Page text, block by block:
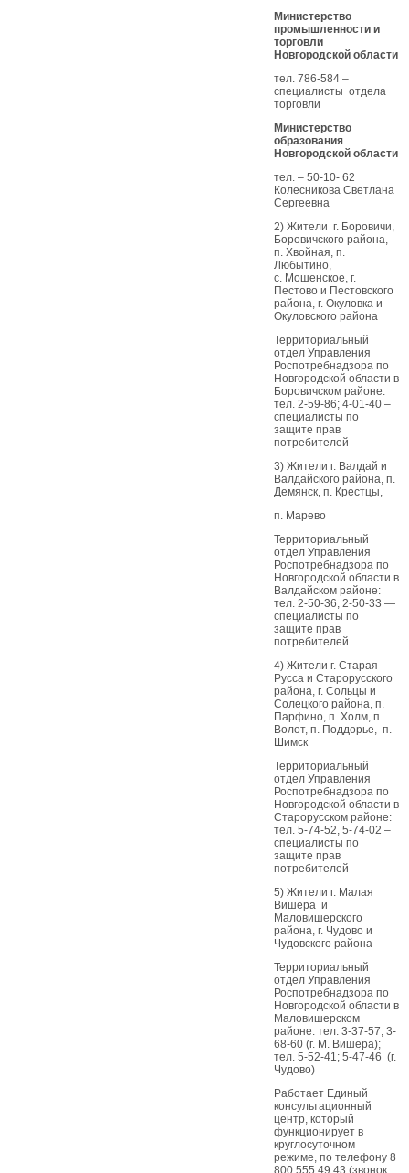
Министерство
промышленности и
торговли
Новгородской области
тел. 786-584 –
специалисты отдела
торговли
Министерство
образования
Новгородской области
тел. – 50-10- 62
Колесникова Светлана
Сергеевна
2) Жители г. Боровичи,
Боровичского района,
п. Хвойная, п.
Любытино,
с. Мошенское, г.
Пестово и Пестовского
района, г. Окуловка и
Окуловского района
Территориальный
отдел Управления
Роспотребнадзора по
Новгородской области в
Боровичском районе:
тел. 2-59-86; 4-01-40 –
специалисты по
защите прав
потребителей
3) Жители г. Валдай и
Валдайского района, п.
Демянск, п. Крестцы,
п. Марево
Территориальный
отдел Управления
Роспотребнадзора по
Новгородской области в
Валдайском районе:
тел. 2-50-36, 2-50-33 —
специалисты по
защите прав
потребителей
4) Жители г. Старая
Русса и Старорусского
района, г. Сольцы и
Солецкого района, п.
Парфино, п. Холм, п.
Волот, п. Поддорье, п.
Шимск
Территориальный
отдел Управления
Роспотребнадзора по
Новгородской области в
Старорусском районе:
тел. 5-74-52, 5-74-02 –
специалисты по
защите прав
потребителей
5) Жители г. Малая
Вишера и
Маловишерского
района, г. Чудово и
Чудовского района
Территориальный
отдел Управления
Роспотребнадзора по
Новгородской области в
Маловишерском
районе: тел. 3-37-57, 3-
68-60 (г. М. Вишера);
тел. 5-52-41; 5-47-46 (г.
Чудово)
Работает Единый
консультационный
центр, который
функционирует в
круглосуточном
режиме, по телефону 8
800 555 49 43 (звонок